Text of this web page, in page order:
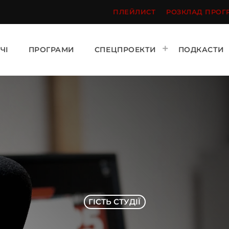
ПЛЕЙЛИСТ РОЗКЛАД
ПРОГРАМИ СПЕЦПРОЕКТИ ПОДКАСТИ
ГІСТЬ СТУДІЇ